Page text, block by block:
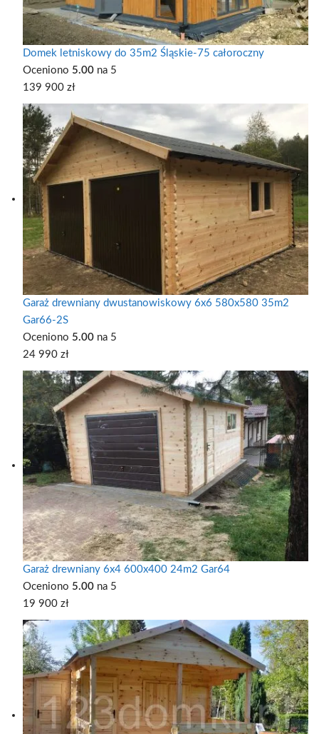
Domek letniskowy do 35m2 Śląskie-75 całoroczny
Oceniono 5.00 na 5
139 900 zł
Garaż drewniany dwustanowiskowy 6x6 580x580 35m2
Gar66-2S
Oceniono 5.00 na 5
24 990 zł
Garaż drewniany 6x4 600x400 24m2 Gar64
Oceniono 5.00 na 5
19 900 zł